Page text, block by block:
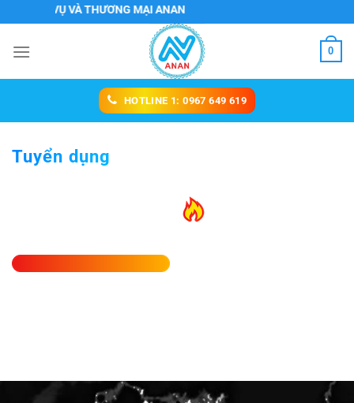
đến
nội
DỊCH VỤ VÀ THƯƠNG MẠI ANAN
0
HOTLINE 1: 0967 649 619
Tuyển dụng